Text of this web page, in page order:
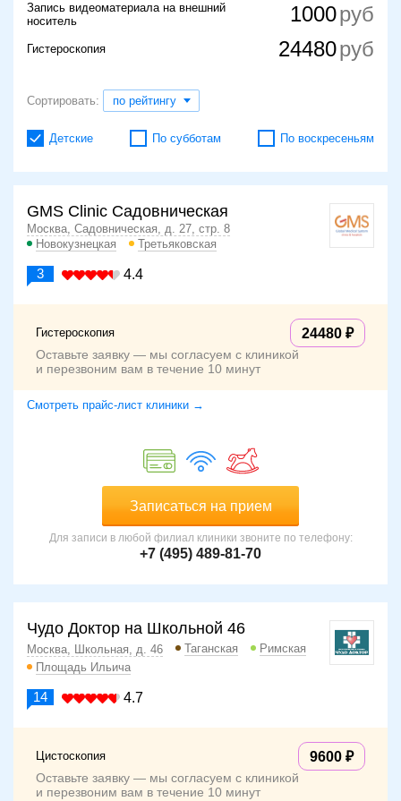
Запись видеоматериала на внешний
носитель
1000
Гистероскопия 24480
Сортировать: по рейтингу
Детские По субботам По воскресеньям
GMS Clinic Садовническая
Москва, Садовническая, д. 27, стр. 8
Новокузнецкая
Третьяковская
3 4.4
Гистероскопия 24480
Оставьте заявку — мы согласуем с клиникой
и перезвоним вам в течение 10 минут
Смотреть прайс-лист клиники →
Записаться на прием
Для записи в любой филиал клиники звоните по телефону:
+7 (495) 489-81-70
Чудо Доктор на Школьной 46
Москва, Школьная, д. 46 Таганская
Римская
Площадь Ильича
14 4.7
Цистоскопия 9600
Оставьте заявку — мы согласуем с клиникой
и перезвоним вам в течение 10 минут